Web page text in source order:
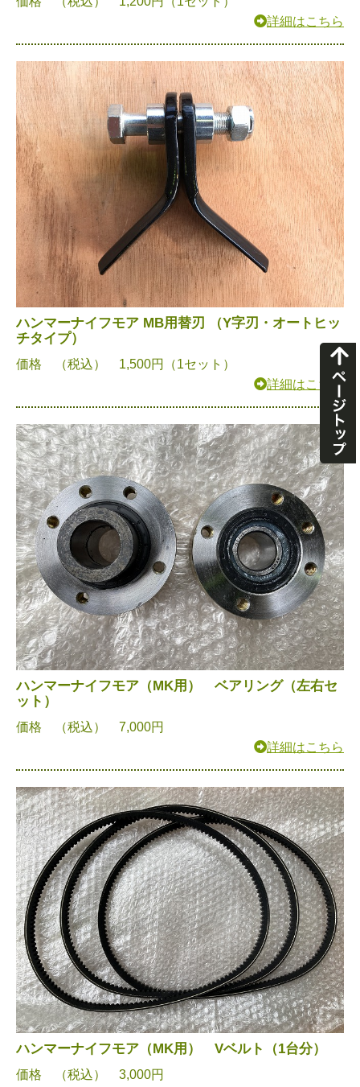
詳細はこちら
ハンマーナイフモア MB用替刃 （Y字刃・オートヒッ
チタイプ）
価格 （税込） 1,500円（1セット）
詳細はこちら
ハンマーナイフモア（MK用） ベアリング（左右セ
ット）
価格 （税込） 7,000円
詳細はこちら
ハンマーナイフモア（MK用） Vベルト（1台分）
価格 （税込） 3,000円